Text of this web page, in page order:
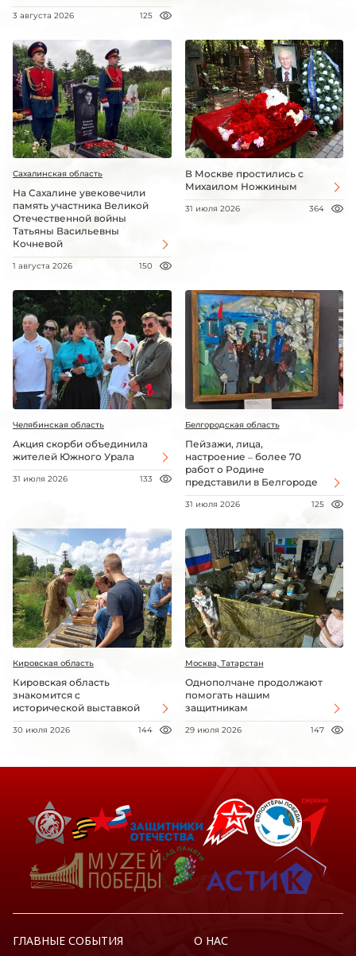
3 августа 2026 125
Сахалинская область
На Сахалине увековечили
память участника Великой
Отечественной войны
Татьяны Васильевны
Кочневой
1 августа 2026 150
В Москве простились с
Михаилом Ножкиным
31 июля 2026 364
Челябинская область
Акция скорби объединила
жителей Южного Урала
31 июля 2026 133
Белгородская область
Пейзажи, лица,
настроение – более 70
работ о Родине
представили в Белгороде
31 июля 2026 125
Кировская область
Кировская область
знакомится с
исторической выставкой
30 июля 2026 144
Москва, Татарстан
Однополчане продолжают
помогать нашим
защитникам
29 июля 2026 147
ГЛАВНЫЕ СОБЫТИЯ О НАС